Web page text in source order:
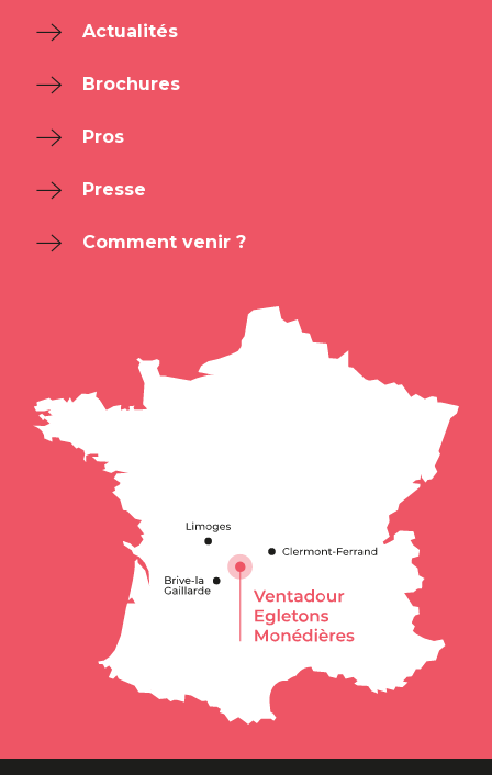
Actualités
Brochures
Pros
Presse
Comment venir ?